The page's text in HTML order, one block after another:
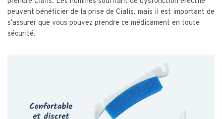
peuvent bénéficier de la prise de Cialis, mais il est important de
s'assurer que vous pouvez prendre ce médicament en toute
sécurité.